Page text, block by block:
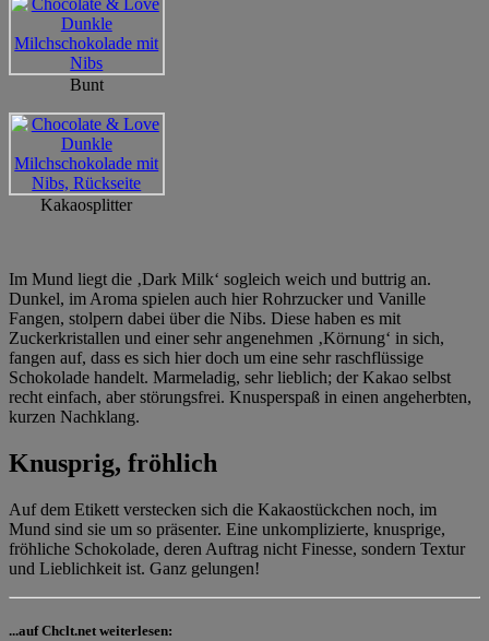
Bunt
Kakaosplitter
Im Mund liegt die ‚Dark Milk‘ sogleich weich und buttrig an.
Dunkel, im Aroma spielen auch hier Rohrzucker und Vanille
Fangen, stolpern dabei über die Nibs. Diese haben es mit
Zuckerkristallen und einer sehr angenehmen ‚Körnung‘ in sich,
fangen auf, dass es sich hier doch um eine sehr raschflüssige
Schokolade handelt. Marmeladig, sehr lieblich; der Kakao selbst
recht einfach, aber störungsfrei. Knusperspaß in einen angeherbten,
kurzen Nachklang.
Knusprig, fröhlich
Auf dem Etikett verstecken sich die Kakaostückchen noch, im
Mund sind sie um so präsenter. Eine unkomplizierte, knusprige,
fröhliche Schokolade, deren Auftrag nicht Finesse, sondern Textur
und Lieblichkeit ist. Ganz gelungen!
...auf Chclt.net weiterlesen: